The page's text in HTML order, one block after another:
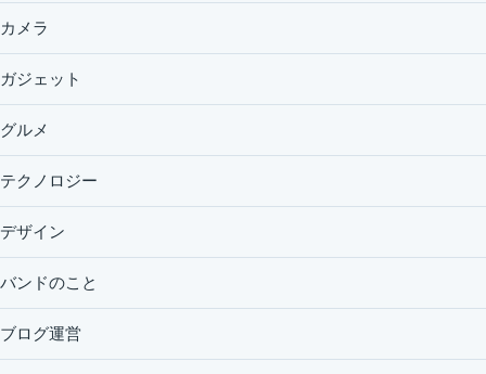
カメラ
ガジェット
グルメ
テクノロジー
デザイン
バンドのこと
ブログ運営